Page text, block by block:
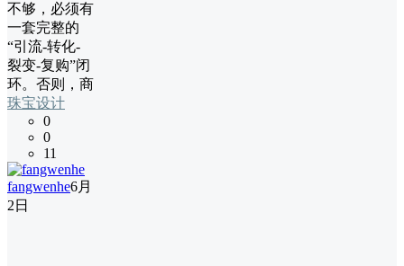
不够，必须有
一套完整的
“引流-转化-
裂变-复购”闭
环。否则，商
珠宝设计
0
0
11
fangwenhe6月
2日